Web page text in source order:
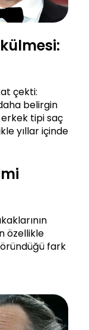
çekti:
belirgin
tipi saç
yıllar içinde
özellikle
fark